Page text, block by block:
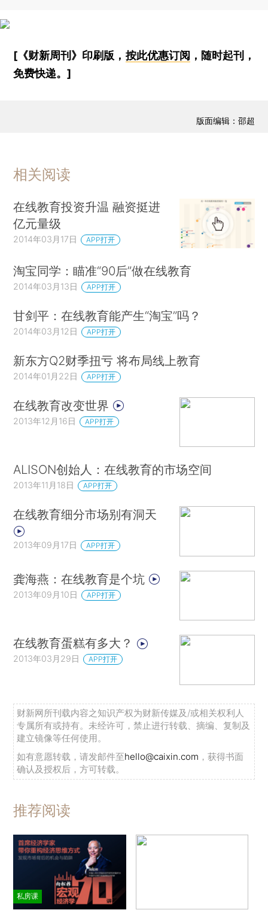
[《财新周刊》印刷版， 按此优惠订阅 ，随时起刊，
免费快递。]
版面编辑：邵超
相关阅读
在线教育投资升温 融资挺进
亿元量级
2014年03月17日 APP打开
淘宝同学：瞄准“90后”做在线教育
2014年03月13日 APP打开
甘剑平：在线教育能产生“淘宝”吗？
2014年03月12日 APP打开
新东方Q2财季扭亏 将布局线上教育
2014年01月22日 APP打开
在线教育改变世界
2013年12月16日 APP打开
ALISON创始人：在线教育的市场空间
2013年11月18日 APP打开
在线教育细分市场别有洞天
2013年09月17日 APP打开
龚海燕：在线教育是个坑
2013年09月10日 APP打开
在线教育蛋糕有多大？
2013年03月29日 APP打开
财新网所刊载内容之知识产权为财新传媒及/或相关权利人
专属所有或持有。未经许可，禁止进行转载、摘编、复制及
建立镜像等任何使用。
如有意愿转载，请发邮件至hello@caixin.com ，获得书面
确认及授权后，方可转载。
推荐阅读
私房课